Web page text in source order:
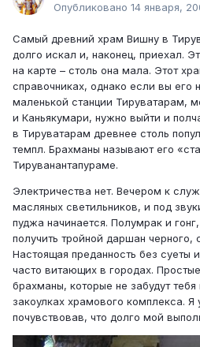
Опубликовано 14 января,
Самый древний храм Вишну в
долго искал и, наконец, приехал.
на карте – столь она мала. Этот
справочниках, однако если вы его
маленькой станции Тируватарам,
и Каньякумари, нужно выйти и
в Тируватарам древнее столь
темпл. Брахманы называют его
Тируванантапураме.
Электричества нет. Вечером к
масляных светильников, и под
пуджа начинается. Полумрак и
получить тройной даршан черного,
Настоящая преданность без суеты
часто витающих в городах.
брахманы, которые не забудут
закоулках храмового комплекса.
почувствовав, что долго мой